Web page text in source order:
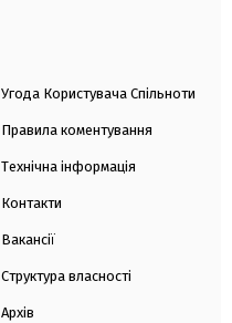
Угода Користувача Спільноти
Правила коментування
Технічна інформація
Контакти
Вакансії
Структура власності
Архів